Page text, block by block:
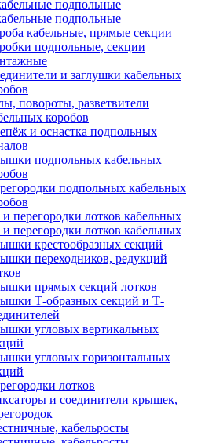
подпольные
подпольные
кабельные, прямые секции
подпольные, секции
и заглушки кабельных
повороты, разветвители
коробов
и оснастка подпольных
подпольных кабельных
подпольных кабельных
перегородки лотков кабельных
перегородки лотков кабельных
крестообразных секций
переходников, редукций
прямых секций лотков
Т-образных секций и Т-
угловых вертикальных
угловых горизонтальных
лотков
и соединители крышек,
кабельросты